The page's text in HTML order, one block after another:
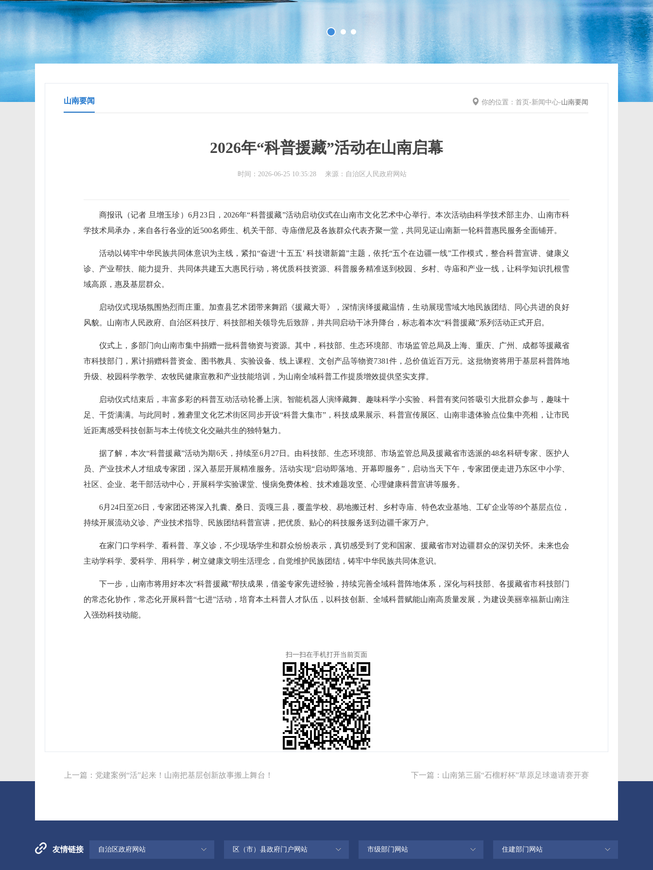
山南要闻 你的位置： 首页 -新闻中心-山南要闻
2026年“科普援藏”活动在山南启幕
时间：2026-06-25 10:35:28 来源：自治区人民政府网站
商报讯（记者 旦增玉珍）6月23日，2026年“科普援藏”活动启动仪式在山南市文化艺术中心举行。本次活动由科学技术部主办、山南市科
学技术局承办，来自各行各业的近500名师生、机关干部、寺庙僧尼及各族群众代表齐聚一堂，共同见证山南新一轮科普惠民服务全面铺开。
活动以铸牢中华民族共同体意识为主线，紧扣“奋进‘十五五’ 科技谱新篇”主题，依托“五个在边疆一线”工作模式，整合科普宣讲、健康义
诊、产业帮扶、能力提升、共同体共建五大惠民行动，将优质科技资源、科普服务精准送到校园、乡村、寺庙和产业一线，让科学知识扎根雪
域高原，惠及基层群众。
启动仪式现场氛围热烈而庄重。加查县艺术团带来舞蹈《援藏大哥》，深情演绎援藏温情，生动展现雪域大地民族团结、同心共进的良好
风貌。山南市人民政府、自治区科技厅、科技部相关领导先后致辞，并共同启动干冰升降台，标志着本次“科普援藏”系列活动正式开启。
仪式上，多部门向山南市集中捐赠一批科普物资与资源。其中，科技部、生态环境部、市场监管总局及上海、重庆、广州、成都等援藏省
市科技部门，累计捐赠科普资金、图书教具、实验设备、线上课程、文创产品等物资7381件，总价值近百万元。这批物资将用于基层科普阵地
升级、校园科学教学、农牧民健康宣教和产业技能培训，为山南全域科普工作提质增效提供坚实支撑。
启动仪式结束后，丰富多彩的科普互动活动轮番上演。智能机器人演绎藏舞、趣味科学小实验、科普有奖问答吸引大批群众参与，趣味十
足、干货满满。与此同时，雅砻里文化艺术街区同步开设“科普大集市”，科技成果展示、科普宣传展区、山南非遗体验点位集中亮相，让市民
近距离感受科技创新与本土传统文化交融共生的独特魅力。
据了解，本次“科普援藏”活动为期6天，持续至6月27日。由科技部、生态环境部、市场监管总局及援藏省市选派的48名科研专家、医护人
员、产业技术人才组成专家团，深入基层开展精准服务。活动实现“启动即落地、开幕即服务”，启动当天下午，专家团便走进乃东区中小学、
社区、企业、老干部活动中心，开展科学实验课堂、慢病免费体检、技术难题攻坚、心理健康科普宣讲等服务。
6月24日至26日，专家团还将深入扎囊、桑日、贡嘎三县，覆盖学校、易地搬迁村、乡村寺庙、特色农业基地、工矿企业等89个基层点位，
持续开展流动义诊、产业技术指导、民族团结科普宣讲，把优质、贴心的科技服务送到边疆千家万户。
在家门口学科学、看科普、享义诊，不少现场学生和群众纷纷表示，真切感受到了党和国家、援藏省市对边疆群众的深切关怀。未来也会
主动学科学、爱科学、用科学，树立健康文明生活理念，自觉维护民族团结，铸牢中华民族共同体意识。
下一步，山南市将用好本次“科普援藏”帮扶成果，借鉴专家先进经验，持续完善全域科普阵地体系，深化与科技部、各援藏省市科技部门
的常态化协作，常态化开展科普“七进”活动，培育本土科普人才队伍，以科技创新、全域科普赋能山南高质量发展，为建设美丽幸福新山南注
入强劲科技动能。
扫一扫在手机打开当前页面
上一篇： 党建案例“活”起来！山南把基层创新故事搬上舞台！ 下一篇： 山南第三届“石榴籽杯”草原足球邀请赛开赛
友情链接 自治区政府网站 区（市）县政府门户网站 市级部门网站 住建部门网站